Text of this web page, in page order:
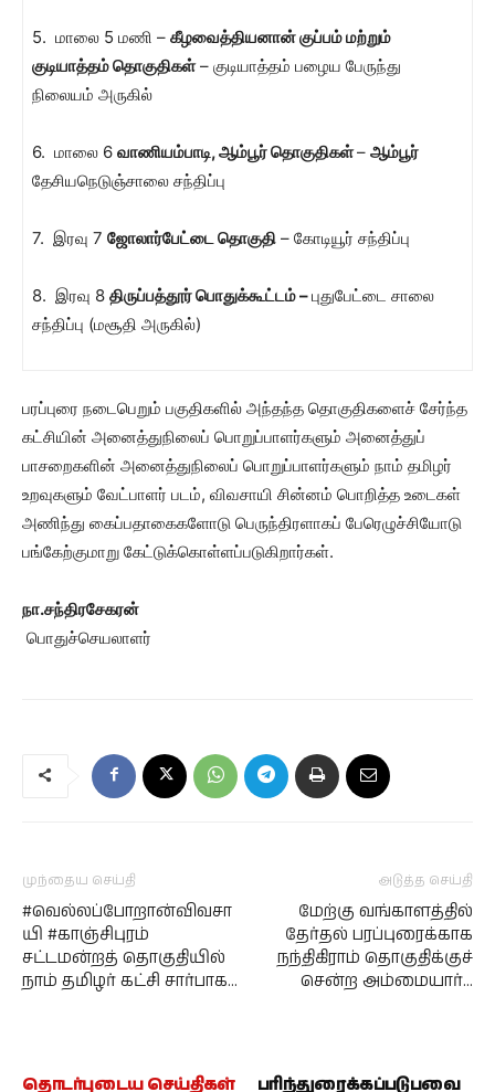
5. மாலை 5 மணி – கீழவைத்தியனான் குப்பம் மற்றும்
குடியாத்தம் தொகுதிகள்– குடியாத்தம் பழைய பேருந்து
நிலையம் அருகில்
6. மாலை 6 வாணியம்பாடி, ஆம்பூர் தொகுதிகள்– ஆம்பூர்
தேசியநெடுஞ்சாலை சந்திப்பு
7. இரவு 7 ஜோலார்பேட்டை தொகுதி – கோடியூர் சந்திப்பு
8. இரவு 8 திருப்பத்தூர் பொதுக்கூட்டம் –புதுபேட்டை சாலை
சந்திப்பு (மசூதி அருகில்)
பரப்புரை நடைபெறும் பகுதிகளில் அந்தந்த தொகுதிகளைச் சேர்ந்த
கட்சியின் அனைத்துநிலைப் பொறுப்பாளர்களும் அனைத்துப்
பாசறைகளின் அனைத்துநிலைப் பொறுப்பாளர்களும் நாம் தமிழர்
உறவுகளும் வேட்பாளர் படம், விவசாயி சின்னம் பொறித்த உடைகள்
அணிந்து கைப்பதாகைகளோடு பெருந்திரளாகப் பேரெழுச்சியோடு
பங்கேற்குமாறு கேட்டுக்கொள்ளப்படுகிறார்கள்.
நா.சந்திரசேகரன்
பொதுச்செயலாளர்
முந்தைய செய்தி
#வெல்லப்போறான்விவசா
யி #காஞ்சிபுரம்
சட்டமன்றத் தொகுதியில்
நாம் தமிழர் கட்சி சார்பாக…
அடுத்த செய்தி
மேற்கு வங்காளத்தில்
தேர்தல் பரப்புரைக்காக
நந்திகிராம் தொகுதிக்குச்
சென்ற அம்மையார்…
தொடர்புடைய செய்திகள் பரிந்துரைக்கப்படுபவை